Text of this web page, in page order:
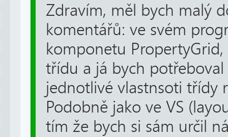
Zdravím, měl bych malý
komentářů: ve svém
komponetu
třídu a já bych
jednotlivé vlastnsoti třídy
Podobně jako ve VS
tím že bych si sám určil